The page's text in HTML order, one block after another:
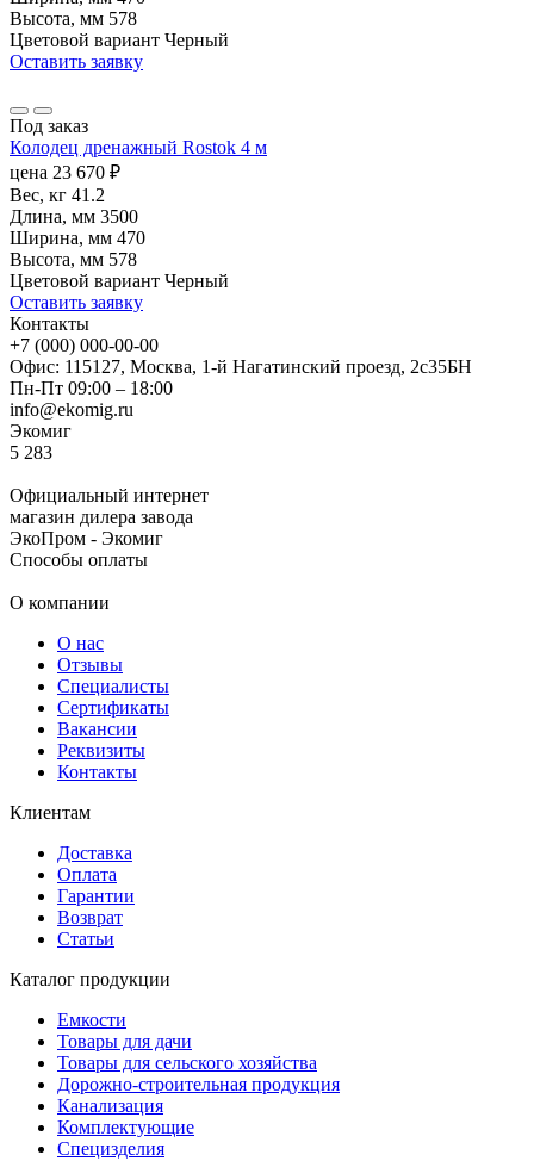
Высота, мм 578
Цветовой вариант Черный
Оставить заявку
Под заказ
Колодец дренажный Rostok 4 м
цена 23 670 ₽
Вес, кг 41.2
Длина, мм 3500
Ширина, мм 470
Высота, мм 578
Цветовой вариант Черный
Оставить заявку
Контакты
+7 (000) 000-00-00
Офис: 115127, Москва, 1-й Нагатинский проезд, 2с35БН
Пн-Пт 09:00 – 18:00
info@ekomig.ru
Экомиг
5 283
Официальный интернет
магазин дилера завода
ЭкоПром - Экомиг
Способы оплаты
О компании
О нас
Отзывы
Специалисты
Сертификаты
Вакансии
Реквизиты
Контакты
Клиентам
Доставка
Оплата
Гарантии
Возврат
Статьи
Каталог продукции
Емкости
Товары для дачи
Товары для сельского хозяйства
Дорожно-строительная продукция
Канализация
Комплектующие
Специзделия